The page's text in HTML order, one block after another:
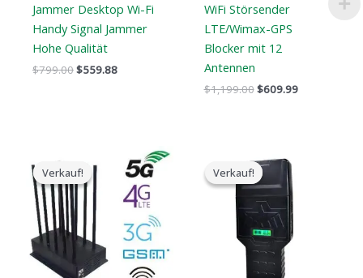
Jammer Desktop Wi-Fi
Handy Signal Jammer
Hohe Qualität
$799.00$559.88
WiFi Störsender
LTE/Wimax-GPS
Blocker mit 12
Antennen
$1,199.00$609.99
Verkauf!
Verkauf!
ursprüngliche
Preis
war:
$1,099.00.
aktuelle
Preis
ist:
$616.99.
Verkauf!
Verkauf!